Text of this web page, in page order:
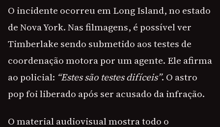
O incidente ocorreu em Long Island, no estado
de Nova York. Nas filmagens, é possível ver
Timberlake sendo submetido aos testes de
coordenação motora por um agente. Ele afirma
ao policial: “Estes são testes difíceis”. O astro
pop foi liberado após ser acusado da infração.
O material audiovisual mostra todo o